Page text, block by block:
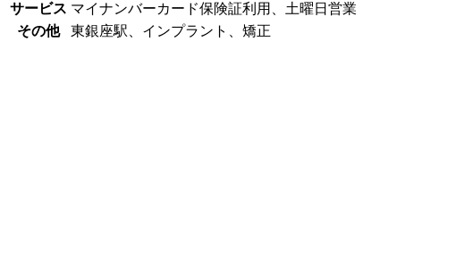
サービス マイナンバーカード保険証利用、土曜日営業
その他
東銀座駅、インプラント、矯正